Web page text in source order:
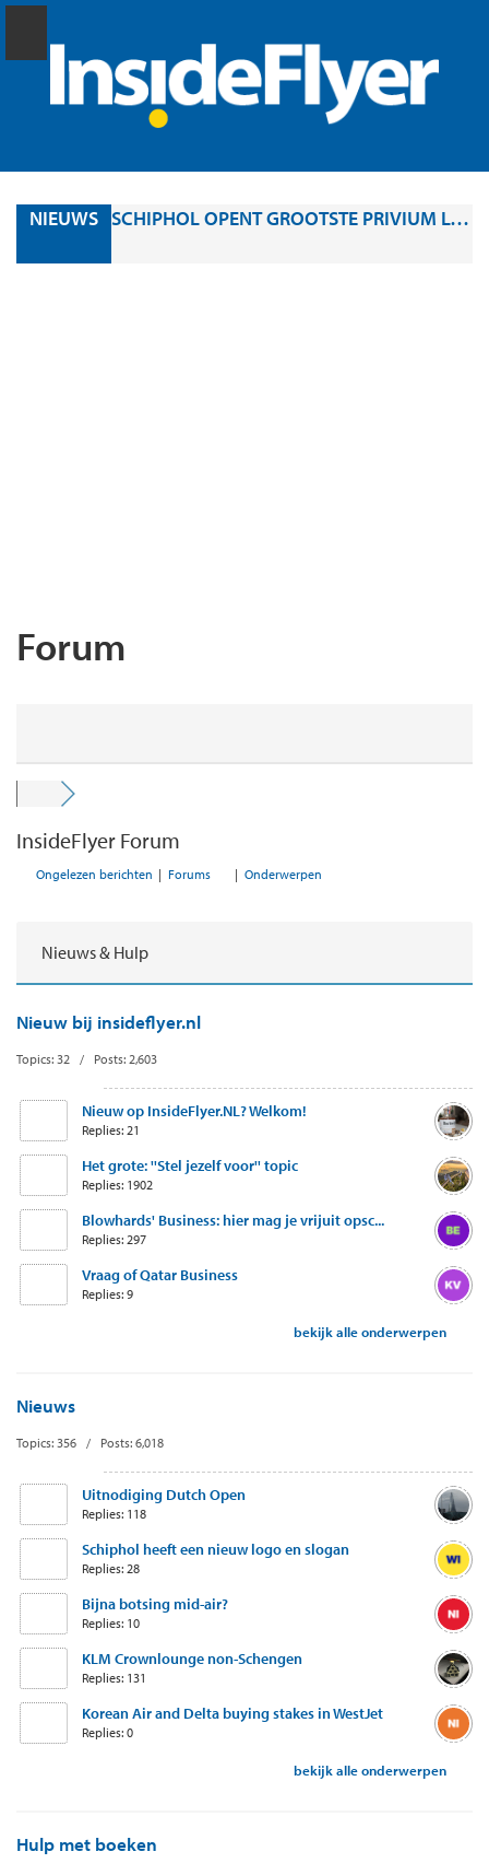
NIEUWS SCHIPHOL OPENT GROOTSTE PRIVIUM LOUNGE OOIT: CLUBLOUNGE SOUTH VANAF 6 AUGUSTUS 2026 TOEGANKELIJK
Forum
InsideFlyer Forum
Ongelezen berichten | Forums | Onderwerpen
Nieuws & Hulp
Nieuw bij insideflyer.nl
Topics: 32 / Posts: 2,603
Nieuw op InsideFlyer.NL? Welkom!
Replies: 21
Het grote: ''Stel jezelf voor'' topic
Replies: 1902
Blowhards' Business: hier mag je vrijuit opsc...
Replies: 297
Vraag of Qatar Business
Replies: 9
bekijk alle onderwerpen
Nieuws
Topics: 356 / Posts: 6,018
Uitnodiging Dutch Open
Replies: 118
Schiphol heeft een nieuw logo en slogan
Replies: 28
Bijna botsing mid-air?
Replies: 10
KLM Crownlounge non-Schengen
Replies: 131
Korean Air and Delta buying stakes in WestJet
Replies: 0
bekijk alle onderwerpen
Hulp met boeken